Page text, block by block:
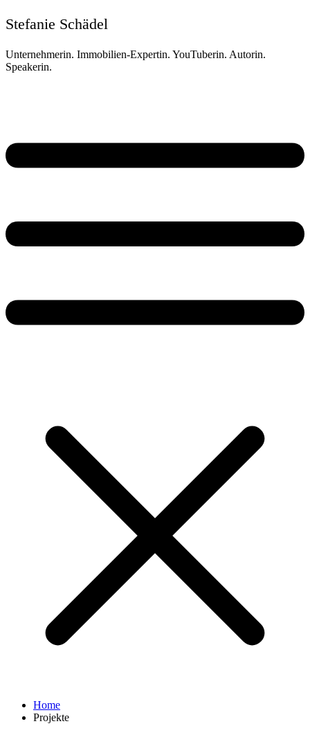
Stefanie Schädel
Unternehmerin. Immobilien-Expertin. YouTuberin. Autorin.
Speakerin.
Home
Projekte